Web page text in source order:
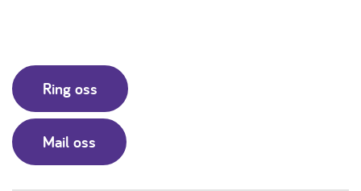
Ring oss
Mail oss